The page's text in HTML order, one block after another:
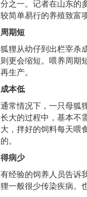
分之一。记者在山东的
较简单易行的养殖致富
周期短
狐狸从幼仔到出栏宰杀
则更会缩短。喂养周期
再生产。
成本低
通常情况下，一只母狐
长大的过程中，基本不
大，拌好的饲料每天喂
的。
得病少
有经验的饲养人员告诉
狸一般很少传染疾病。